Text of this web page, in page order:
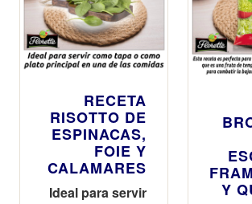
RECETA
RISOTTO DE
ESPINACAS,
FOIE Y
CALAMARES
Ideal para servir
Y